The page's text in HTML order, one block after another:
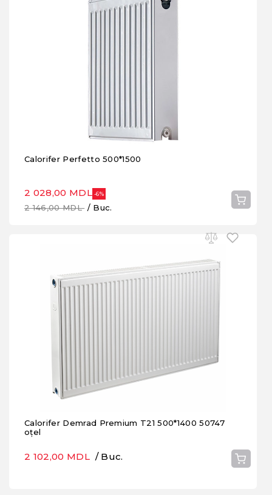
Calorifer Perfetto 500*1500
2 028,00 MDL -6%
2 146,00 MDL/ Buc.
Calorifer Demrad Premium T21 500*1400 50747
oțel
2 102,00 MDL / Buc.